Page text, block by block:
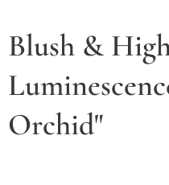
Blush &
Orchid"